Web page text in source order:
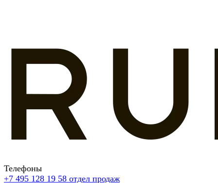
Телефоны
+7 495 128 19 58 отдел продаж